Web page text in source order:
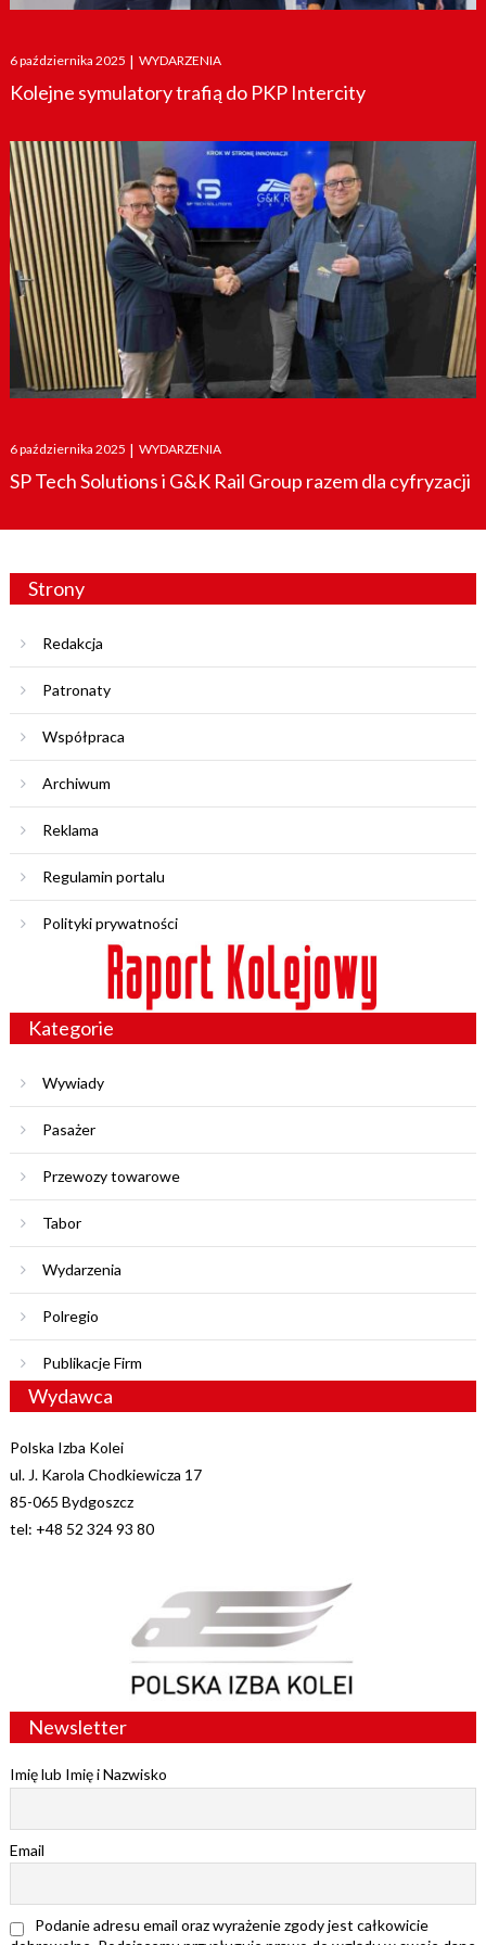
Posted
on
6 października 2025 | WYDARZENIA
Kolejne symulatory trafią do PKP Intercity
Posted
on
6 października 2025 | WYDARZENIA
SP Tech Solutions i G&K Rail Group razem dla cyfryzacji
Strony
Redakcja
Patronaty
Współpraca
Archiwum
Reklama
Regulamin portalu
Polityki prywatności
Kategorie
Wywiady
Pasażer
Przewozy towarowe
Tabor
Wydarzenia
Polregio
Publikacje Firm
Wydawca
Polska Izba Kolei
ul. J. Karola Chodkiewicza 17
85-065 Bydgoszcz
tel: +48 52 324 93 80
Newsletter
Imię lub Imię i Nazwisko
Email
Podanie adresu email oraz wyrażenie zgody jest całkowicie